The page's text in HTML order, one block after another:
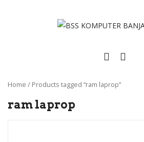
Home / Products tagged “ram laprop”
ram laprop